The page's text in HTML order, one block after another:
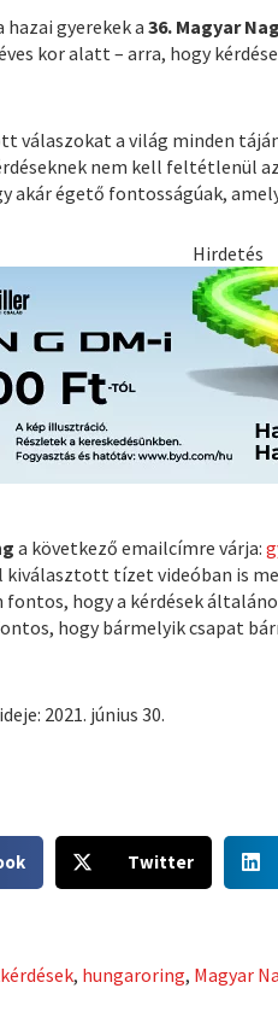
hazai gyerekek a36. Magyar
kor alatt – arra, hogy
válaszokat a világ minden
nem kell feltétlenül
akár égető fontosságúak,
Hirdetés
a következő emailcímre várja:
tízet videóban is
hogy a kérdések
hogy bármelyik csapat
2021. június 30.
h
o
Twitter
h
o
, hungaroring, Magyar